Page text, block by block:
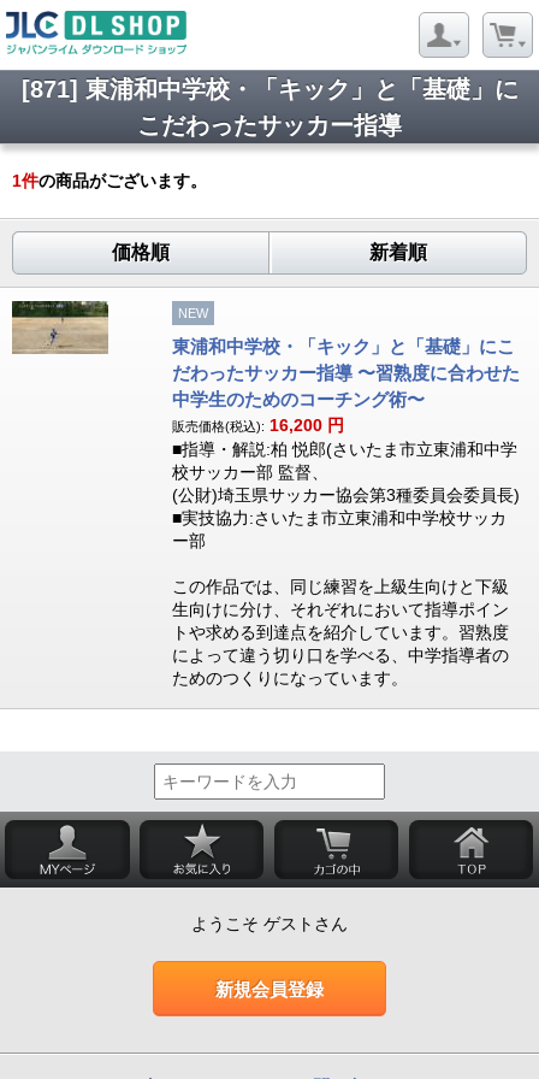
[871] 東浦和中学校・「キック」と「基礎」に
こだわったサッカー指導
1件の商品がございます。
価格順 新着順
NEW
東浦和中学校・「キック」と「基礎」にこ
だわったサッカー指導 〜習熟度に合わせた
中学生のためのコーチング術〜
販売価格(税込): 16,200 円
■指導・解説:柏 悦郎(さいたま市立東浦和中学
校サッカー部 監督、
(公財)埼玉県サッカー協会第3種委員会委員長)
■実技協力:さいたま市立東浦和中学校サッカ
ー部
この作品では、同じ練習を上級生向けと下級
生向けに分け、それぞれにおいて指導ポイン
トや求める到達点を紹介しています。習熟度
によって違う切り口を学べる、中学指導者の
ためのつくりになっています。
ようこそ ゲストさん
新規会員登録